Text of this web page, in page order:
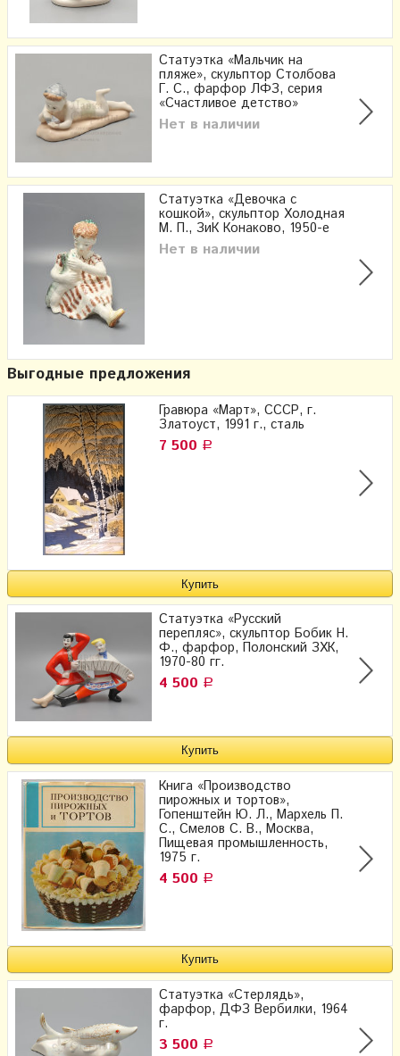
Статуэтка «Мальчик на
пляже», скульптор Столбова
Г. С., фарфор ЛФЗ, серия
«Счастливое детство»
Нет в наличии
Статуэтка «Девочка с
кошкой», скульптор Холодная
М. П., ЗиК Конаково, 1950-е
Нет в наличии
Выгодные предложения
Гравюра «Март», СССР, г.
Златоуст, 1991 г., сталь
7 500 Р
Статуэтка «Русский
перепляс», скульптор Бобик Н.
Ф., фарфор, Полонский ЗХК,
1970-80 гг.
4 500 Р
Книга «Производство
пирожных и тортов»,
Гопенштейн Ю. Л., Мархель П.
С., Смелов С. В., Москва,
Пищевая промышленность,
1975 г.
4 500 Р
Статуэтка «Стерлядь»,
фарфор, ДФЗ Вербилки, 1964
г.
3 500 Р